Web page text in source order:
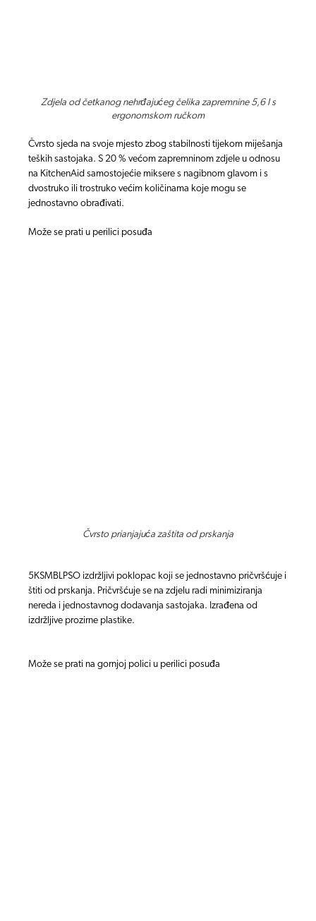
Zdjela od četkanog nehrđajućeg čelika zapremnine 5,6 l s
ergonomskom ručkom
Čvrsto sjeda na svoje mjesto zbog stabilnosti tijekom miješanja
teških sastojaka. S 20 % većom zapremninom zdjele u odnosu
na KitchenAid samostojećie miksere s nagibnom glavom i s
dvostruko ili trostruko većim količinama koje mogu se
jednostavno obrađivati.
Može se prati u perilici posuđa
Čvrsto prianjajuća zaštita od prskanja
5KSMBLPSO izdržljivi poklopac koji se jednostavno pričvršćuje i
štiti od prskanja. Pričvršćuje se na zdjelu radi minimiziranja
nereda i jednostavnog dodavanja sastojaka. Izrađena od
izdržljive prozirne plastike.
Može se prati na gornjoj polici u perilici posuđa